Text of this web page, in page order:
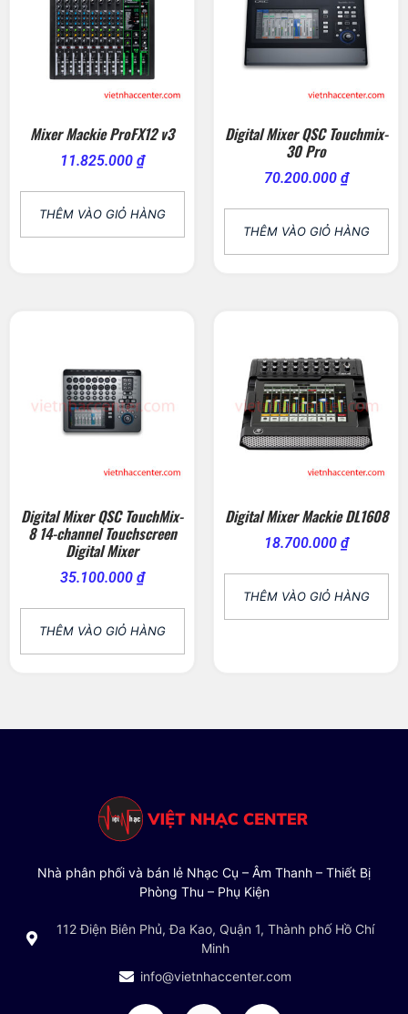
Mixer Mackie ProFX12 v3
11.825.000 ₫
THÊM VÀO GIỎ HÀNG
Digital Mixer QSC Touchmix-
30 Pro
70.200.000 ₫
THÊM VÀO GIỎ HÀNG
Digital Mixer QSC TouchMix-
8 14-channel Touchscreen
Digital Mixer
35.100.000 ₫
THÊM VÀO GIỎ HÀNG
Digital Mixer Mackie DL1608
18.700.000 ₫
THÊM VÀO GIỎ HÀNG
Nhà phân phối và bán lẻ Nhạc Cụ – Âm Thanh – Thiết Bị
Phòng Thu – Phụ Kiện
112 Điện Biên Phủ, Đa Kao, Quận 1, Thành phố Hồ Chí
Minh
info@vietnhaccenter.com